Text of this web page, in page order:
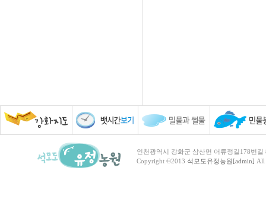
인천광역시 강화군 삼산면 어류정길178번
Copyright ©2013 석모도유정농원[admin] All